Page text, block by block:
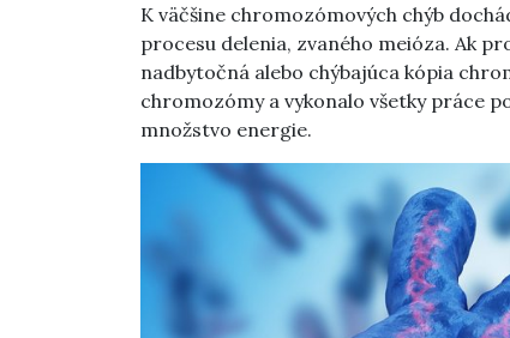
K väčšine chromozómových chýb
procesu delenia, zvaného meióza. Ak
nadbytočná alebo chýbajúca kópia
chromozómy a vykonalo všetky práce
množstvo energie.